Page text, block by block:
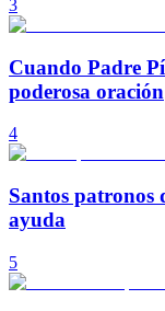
3
Cuando Padre
poderosa oración
4
Santos patronos
ayuda
5